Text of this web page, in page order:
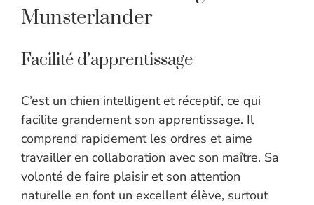
Munsterlander
Facilité d’apprentissage
C’est un chien intelligent et réceptif, ce qui
facilite grandement son apprentissage. Il
comprend rapidement les ordres et aime
travailler en collaboration avec son maître. Sa
volonté de faire plaisir et son attention
naturelle en font un excellent élève, surtout